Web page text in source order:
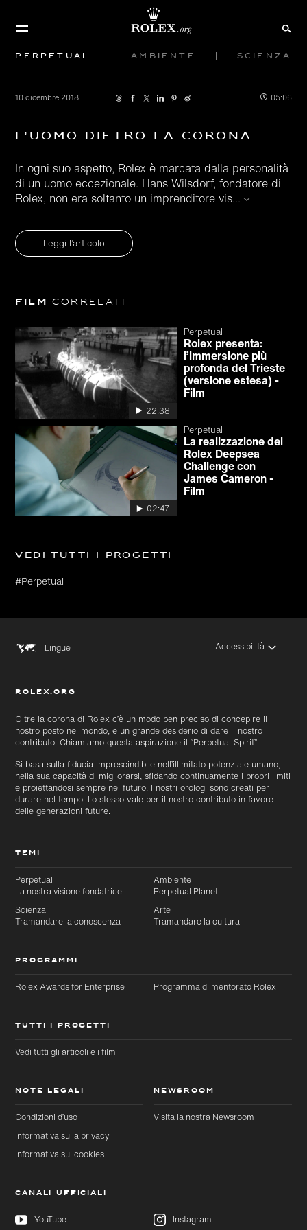
Perpetual Ambiente Scienza
10 dicembre 2018 05:06
L’uomo dietro la corona
In ogni suo aspetto, Rolex è marcata dalla personalità
di un uomo eccezionale. Hans Wilsdorf, fondatore di
Rolex, non era soltanto un imprenditore vis...
Leggi l’articolo
Film correlati
22:38
Perpetual
Rolex presenta:
l’immersione più
profonda del Trieste
(versione estesa) -
Film
02:47
Perpetual
La realizzazione del
Rolex Deepsea
Challenge con
James Cameron -
Film
Vedi tutti i progetti
#Perpetual
Lingue Accessibilità
ROLEX.ORG
Oltre la corona di Rolex c’è un modo ben preciso di concepire il
nostro posto nel mondo, e un grande desiderio di dare il nostro
contributo. Chiamiamo questa aspirazione il “Perpetual Spirit”.
Si basa sulla fiducia imprescindibile nell’illimitato potenziale umano,
nella sua capacità di migliorarsi, sfidando continuamente i propri limiti
e proiettandosi sempre nel futuro. I nostri orologi sono creati per
durare nel tempo. Lo stesso vale per il nostro contributo in favore
delle generazioni future.
TEMI
Perpetual
La nostra visione fondatrice
Ambiente
Perpetual Planet
Scienza
Tramandare la conoscenza
Arte
Tramandare la cultura
PROGRAMMI
Rolex Awards for Enterprise Programma di mentorato Rolex
TUTTI I PROGETTI
Vedi tutti gli articoli e i film
NOTE LEGALI
Condizioni d’uso
Informativa sulla privacy
Informativa sui cookies
NEWSROOM
Visita la nostra Newsroom
CANALI UFFICIALI
YouTube Instagram